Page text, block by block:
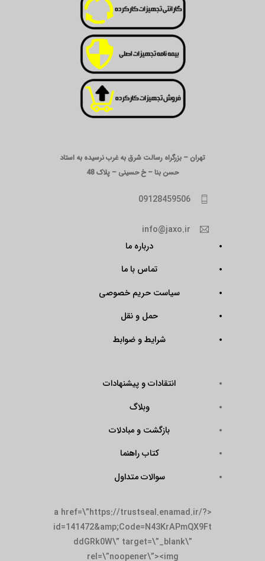
تهران – بزرگراه رسالت شرق به غرب نرسیده به استاد
حسن بنا – خ حسینی – پلاک 48
09128459506
info@jaxo.ir
درباره ما
تماس با ما
سیاست حریم خصوصی
حمل و نقل
شرایط و ضوابط
انتقادات و پیشنهادات
وبلاگ
بازگشت و مبادلات
کتاب راهنما
سوالات متداول
<a href=\”https://trustseal.enamad.ir/?
id=141472&amp;Code=N43KrAPmQX9Ft
ddGRk0W\” target=\”_blank\”
rel=\”noopener\”><img